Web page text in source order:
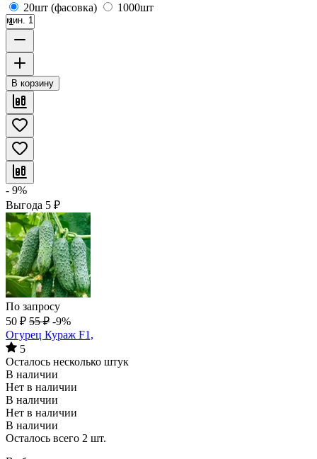
20шт (фасовка)
1000шт
мин. 1
В корзину
- 9%
Выгода 5 ₽
По запросу
50 ₽ 55 ₽ -9%
Огурец Кураж F1,
5
Осталось несколько штук
В наличии
Нет в наличии
В наличии
Нет в наличии
В наличии
Осталось всего 2 шт.